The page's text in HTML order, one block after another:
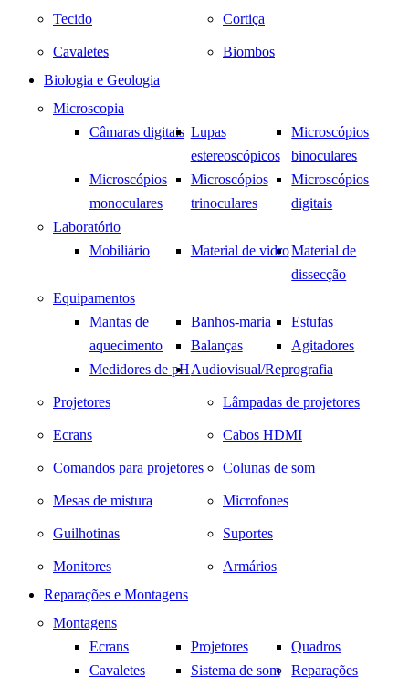
Tecido Cortiça
Cavaletes
Biombos
Biologia e Geologia
Microscopia
Câmaras digitais Lupas
estereoscópicos
Microscópios
binoculares
Microscópios
monoculares
Microscópios
trinoculares
Microscópios
digitais
Laboratório
Mobiliário
Material de vidroMaterial de
dissecção
Equipamentos
Mantas de
aquecimento
Banhos-maria
Estufas
Balanças
Agitadores
Medidores de pHAudiovisual/Reprografia
Projetores Lâmpadas de projetores
Ecrans Cabos HDMI
Comandos para projetores Colunas de som
Mesas de mistura Microfones
Guilhotinas Suportes
Monitores
Armários
Reparações e Montagens
Montagens
Ecrans
Projetores
Quadros
Cavaletes
Sistema de som
Reparações